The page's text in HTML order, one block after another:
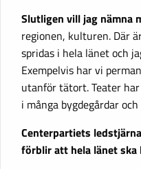
Slutligen vill jag nämna
regionen, kulturen. Där
spridas i hela länet och
Exempelvis har vi
utanför tätort. Teater
i många bygdegårdar
Centerpartiets
förblir att hela länet ska